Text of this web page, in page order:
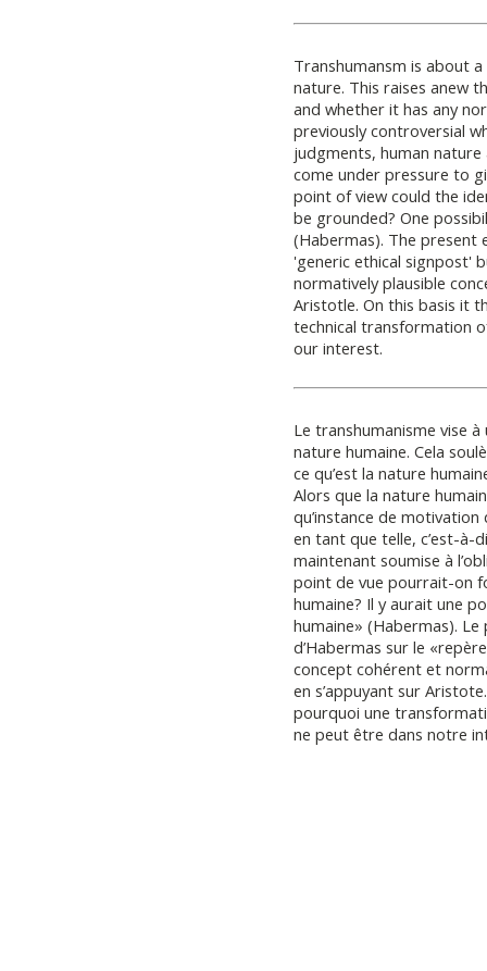
Transhumansm is about
nature. This raises anew
and whether it has any
previously controversial
judgments, human nature
come under pressure to
point of view could the
be grounded? One
(Habermas). The present
'generic ethical signpost'
normatively plausible
Aristotle. On this basis it
technical transformation
our interest.
Le transhumanisme vise
nature humaine. Cela
ce qu’est la nature
Alors que la nature
qu’instance de
en tant que telle, c’est-à-
maintenant soumise à
point de vue pourrait-on
humaine? Il y aurait une
humaine» (Habermas).
d’Habermas sur le
concept cohérent et
en s’appuyant sur
pourquoi une
ne peut être dans notre